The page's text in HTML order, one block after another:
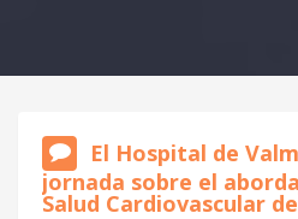
El Hospital de
jornada sobre el
Salud Cardiovascular